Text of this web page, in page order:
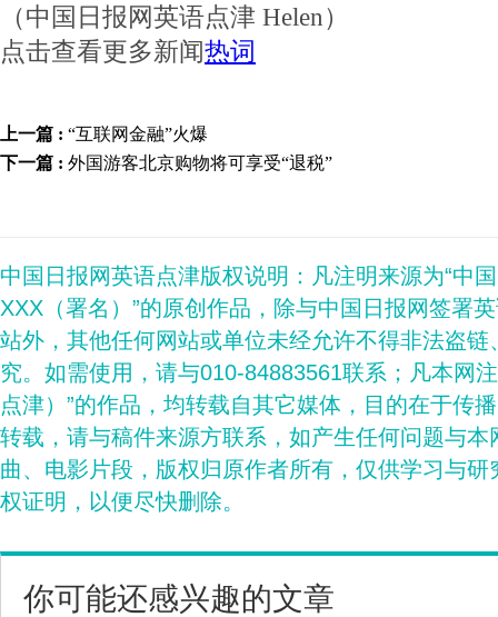
（中国日报网英语点津 Helen）
点击查看更多新闻热词
上一篇 : “互联网金融”火爆
下一篇 : 外国游客北京购物将可享受“退税”
中国日报网英语点津版权说明：凡注明来源为“中
XXX（署名）”的原创作品，除与中国日报网签署
站外，其他任何网站或单位未经允许不得非法盗
究。如需使用，请与010-84883561联系；凡本网
点津）”的作品，均转载自其它媒体，目的在于传
转载，请与稿件来源方联系，如产生任何问题与
曲、电影片段，版权归原作者所有，仅供学习与
权证明，以便尽快删除。
你可能还感兴趣的文章